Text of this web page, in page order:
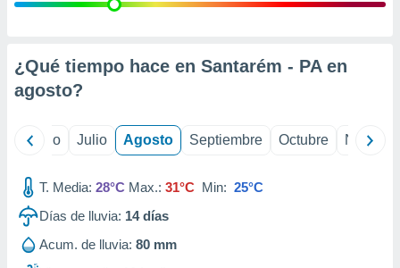
e
mediante
publicidad
de
¿Qué tiempo hace en Santarém - PA en
agosto?
Junio Julio Agosto Septiembre Octubre
T. Media: 28°C Max.: 31°C Min: 25°C
Días de lluvia: 14días
Acum. de lluvia: 80 mm